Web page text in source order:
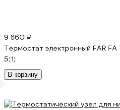
9 660 ₽
Термостат электронный FAR FA
5(1)
В корзину